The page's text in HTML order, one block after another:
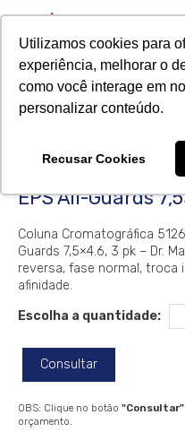
Utilizamos cookies para
experiência, melhorar o
como você interage em
personalizar conteúdo.
Recusar Cookies
Produtos
Coluna Dr.
EPS All-Guards
Coluna Cromatográfica
Guards 7,5×4.6, 3 pk – Dr.
reversa, fase normal, troca
afinidade.
Escolha a quantidade:
Consultar
OBS: Clique no botão "Consultar"
orçamento.